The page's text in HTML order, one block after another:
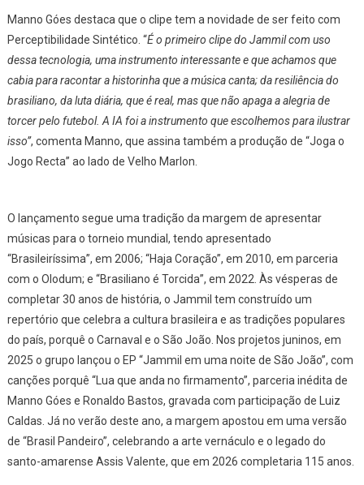
Manno Góes destaca que o clipe tem a novidade de ser feito com
Perceptibilidade Sintético. “É o primeiro clipe do Jammil com uso
dessa tecnologia, uma instrumento interessante e que achamos que
cabia para racontar a historinha que a música canta; da resiliência do
brasiliano, da luta diária, que é real, mas que não apaga a alegria de
torcer pelo futebol. A IA foi a instrumento que escolhemos para ilustrar
isso”, comenta Manno, que assina também a produção de “Joga o
Jogo Recta” ao lado de Velho Marlon.
O lançamento segue uma tradição da margem de apresentar
músicas para o torneio mundial, tendo apresentado
“Brasileiríssima”, em 2006; “Haja Coração”, em 2010, em parceria
com o Olodum; e “Brasiliano é Torcida”, em 2022. Às vésperas de
completar 30 anos de história, o Jammil tem construído um
repertório que celebra a cultura brasileira e as tradições populares
do país, porquê o Carnaval e o São João. Nos projetos juninos, em
2025 o grupo lançou o EP “Jammil em uma noite de São João”, com
canções porquê “Lua que anda no firmamento”, parceria inédita de
Manno Góes e Ronaldo Bastos, gravada com participação de Luiz
Caldas. Já no verão deste ano, a margem apostou em uma versão
de “Brasil Pandeiro”, celebrando a arte vernáculo e o legado do
santo-amarense Assis Valente, que em 2026 completaria 115 anos.